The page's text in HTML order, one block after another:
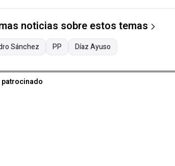
noticias sobre estos temas
Sánchez PP Díaz Ayuso
patrocinado